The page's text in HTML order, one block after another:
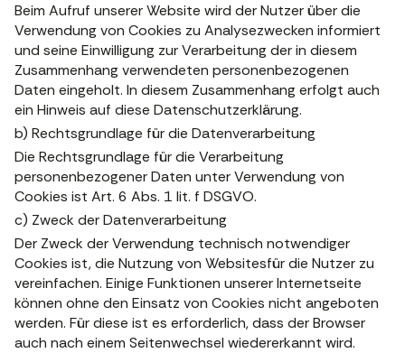
Beim Aufruf unserer Website wird der Nutzer über die
Verwendung von Cookies zu Analysezwecken informiert
und seine Einwilligung zur Verarbeitung der in diesem
Zusammenhang verwendeten personenbezogenen
Daten eingeholt. In diesem Zusammenhang erfolgt auch
ein Hinweis auf diese Datenschutzerklärung.
b) Rechtsgrundlage für die Datenverarbeitung
Die Rechtsgrundlage für die Verarbeitung
personenbezogener Daten unter Verwendung von
Cookies ist Art. 6 Abs. 1 lit. f DSGVO.
c) Zweck der Datenverarbeitung
Der Zweck der Verwendung technisch notwendiger
Cookies ist, die Nutzung von Websitesfür die Nutzer zu
vereinfachen. Einige Funktionen unserer Internetseite
können ohne den Einsatz von Cookies nicht angeboten
werden. Für diese ist es erforderlich, dass der Browser
auch nach einem Seitenwechsel wiedererkannt wird.